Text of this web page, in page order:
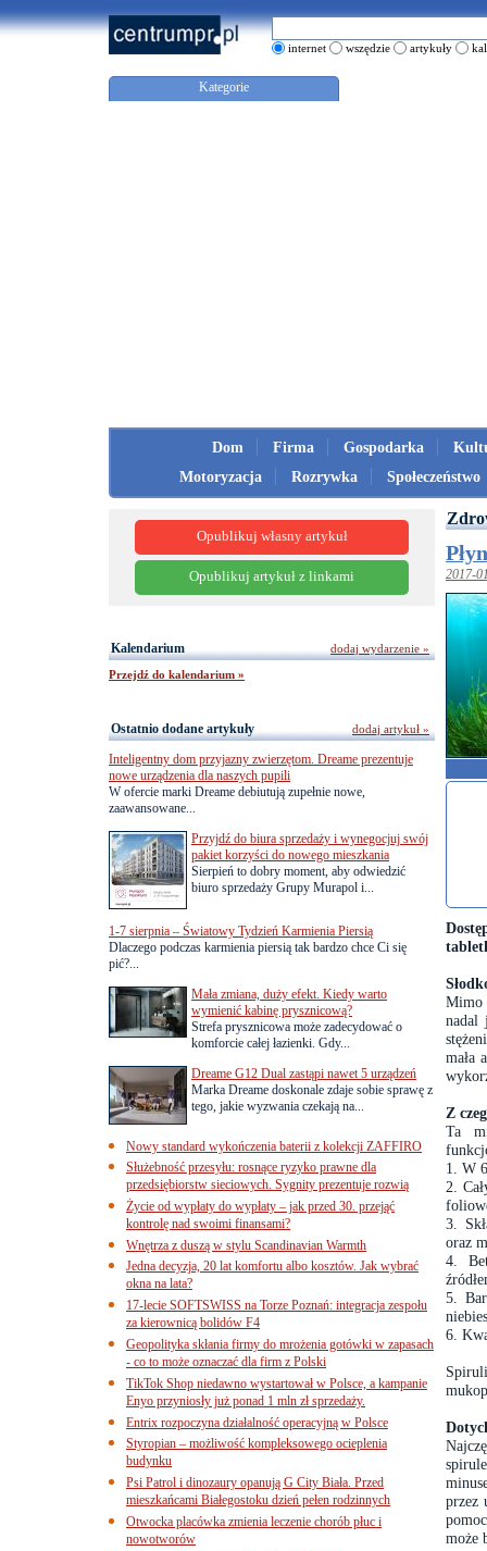
internet wszędzie artykuły
Kategorie
Dom Firma Gospodarka
Motoryzacja
Rozrywka Społeczeństwo
2017-
Mimo
nadal
mała
Z
Ta
1. W
2.
3.
oraz
4.
5.
6.
przez
może
Opublikuj własny artykuł
Opublikuj artykuł z linkami
Kalendarium
Przejdź do kalendarium »
dodaj wydarzenie »
Ostatnio dodane artykuły
Inteligentny dom przyjazny zwierzętom. Dreame prezentuje
nowe urządzenia dla naszych pupili
W ofercie marki Dreame debiutują zupełnie nowe,
zaawansowane...
Przyjdź do biura sprzedaży i wynegocjuj swój
pakiet korzyści do nowego mieszkania
Sierpień to dobry moment, aby odwiedzić
biuro sprzedaży Grupy Murapol i...
1-7 sierpnia – Światowy Tydzień Karmienia Piersią
Dlaczego podczas karmienia piersią tak bardzo chce Ci się
pić?...
Mała zmiana, duży efekt. Kiedy warto
wymienić kabinę prysznicową?
Strefa prysznicowa może zadecydować o
komforcie całej łazienki. Gdy...
Dreame G12 Dual zastąpi nawet 5 urządzeń
Marka Dreame doskonale zdaje sobie sprawę z
tego, jakie wyzwania czekają na...
Nowy standard wykończenia baterii z kolekcji ZAFFIRO
Służebność przesyłu: rosnące ryzyko prawne dla
przedsiębiorstw sieciowych. Sygnity prezentuje rozwią
Życie od wypłaty do wypłaty – jak przed 30. przejąć
kontrolę nad swoimi finansami?
Wnętrza z duszą w stylu Scandinavian Warmth
Jedna decyzja, 20 lat komfortu albo kosztów. Jak wybrać
okna na lata?
17-lecie SOFTSWISS na Torze Poznań: integracja zespołu
za kierownicą bolidów F4
Geopolityka skłania firmy do mrożenia gotówki w zapasach
- co to może oznaczać dla firm z Polski
TikTok Shop niedawno wystartował w Polsce, a kampanie
Enyo przyniosły już ponad 1 mln zł sprzedaży.
Entrix rozpoczyna działalność operacyjną w Polsce
Styropian – możliwość kompleksowego ocieplenia
budynku
Psi Patrol i dinozaury opanują G City Biała. Przed
mieszkańcami Białegostoku dzień pełen rodzinnych
Otwocka placówka zmienia leczenie chorób płuc i
nowotworów
dodaj artykuł »